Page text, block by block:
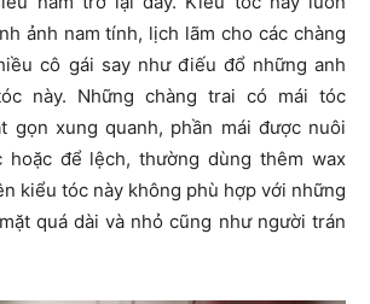
ảnh nam tính, lịch lãm cho các chàng
cô gái say như điếu đổ những anh
này. Những chàng trai có mái tóc
gọn xung quanh, phần mái được nuôi
hoặc để lệch, thường dùng thêm wax
kiểu tóc này không phù hợp với những
quá dài và nhỏ cũng như người trán